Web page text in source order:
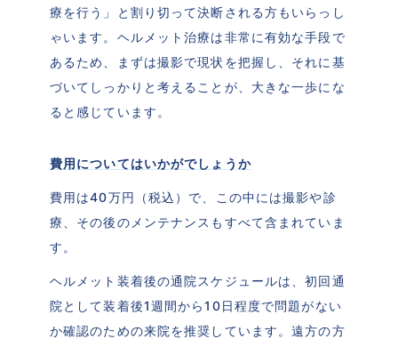
療を行う」と割り切って決断される方もいらっし
ゃいます。ヘルメット治療は非常に有効な手段で
あるため、まずは撮影で現状を把握し、それに基
づいてしっかりと考えることが、大きな一歩にな
ると感じています。
費用についてはいかがでしょうか
費用は40万円（税込）で、この中には撮影や診
療、その後のメンテナンスもすべて含まれていま
す。
ヘルメット装着後の通院スケジュールは、初回通
院として装着後1週間から10日程度で問題がない
か確認のための来院を推奨しています。遠方の方